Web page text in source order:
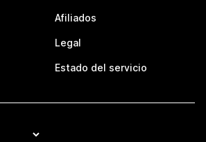
Afiliados
Legal
Estado del servicio